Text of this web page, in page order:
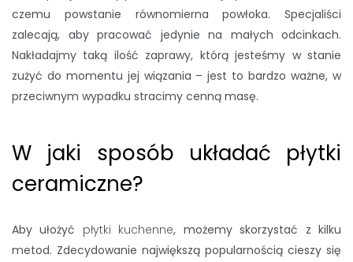
czemu powstanie równomierna powłoka. Specjaliści
zalecają, aby pracować jedynie na małych odcinkach.
Nakładajmy taką ilość zaprawy, którą jesteśmy w stanie
zużyć do momentu jej wiązania – jest to bardzo ważne, w
przeciwnym wypadku stracimy cenną masę.
W jaki sposób układać płytki
ceramiczne?
Aby ułożyć płytki kuchenne, możemy skorzystać z kilku
metod. Zdecydowanie największą popularnością cieszy się